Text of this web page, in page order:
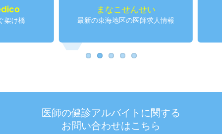
まなこせんせい
最新の東海地区の医師求人情報
医師の健診アルバイトに関する
お問い合わせはこちら